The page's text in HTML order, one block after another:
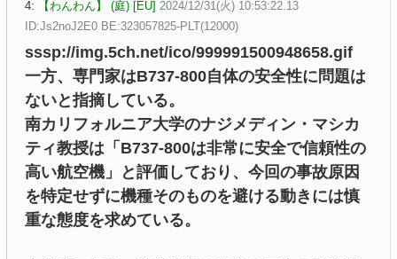
4: 【わんわん】 (庭) [EU] 2024/12/31(火) 10:53:22.13
ID:Js2noJ2E0 BE:323057825-PLT(12000)
sssp://img.5ch.net/ico/999991500948658.gif
一方、専門家はB737-800自体の安全性に問題は
ないと指摘している。
南カリフォルニア大学のナジメディン・マシカ
ティ教授は「B737-800は非常に安全で信頼性の
高い航空機」と評価しており、今回の事故原因
を特定せずに機種そのものを避ける動きには慎
重な態度を求めている。